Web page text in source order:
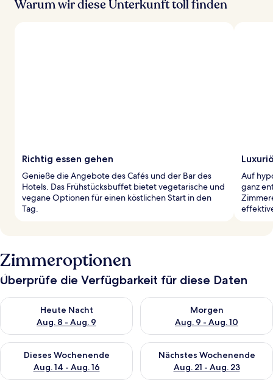
Warum wir diese Unterkunft toll finden
Richtig essen gehen
Genieße die Angebote des Cafés und der Bar des
Hotels. Das Frühstücksbuffet bietet vegetarische und
vegane Optionen für einen köstlichen Start in den
Tag.
Auf
ganz
Zimmeroptionen
Überprüfe die Verfügbarkeit für diese Daten
Heute Nacht
Aug. 8 - Aug. 9
Überprüfe die Verfügbarkeit für heute Nacht, Aug. 8 - Aug. 9.
Morgen
Aug. 9 - Aug. 10
Überprüfe die Verfügbarkeit
Dieses Wochenende
Aug. 14 - Aug. 16
Überprüfe die Verfügbarkeit für dieses Wochenende, Aug. 14
Nächstes Wochenende
Aug. 21 - Aug. 23
Überprüfe die Verfügbarkeit